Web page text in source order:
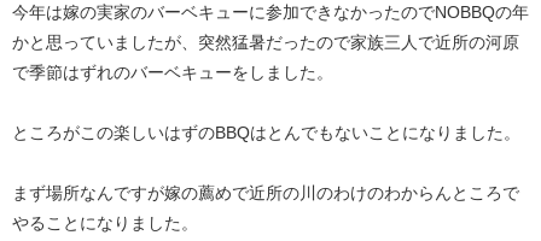
今年は嫁の実家のバーベキューに参加できなかったのでNOBBQの年
かと思っていましたが、突然猛暑だったので家族三人で近所の河原
で季節はずれのバーベキューをしました。
ところがこの楽しいはずのBBQはとんでもないことになりました。
まず場所なんですが嫁の薦めで近所の川のわけのわからんところで
やることになりました。